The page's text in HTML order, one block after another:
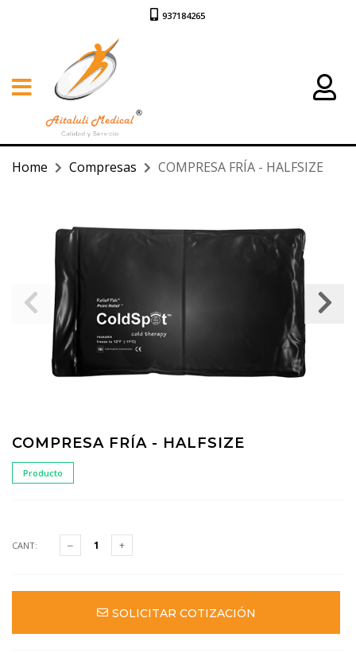
937184265
Home Compresas COMPRESA FRÍA - HALFSIZE
COMPRESA FRÍA - HALFSIZE
Producto
CANT:
SOLICITAR COTIZACIÓN